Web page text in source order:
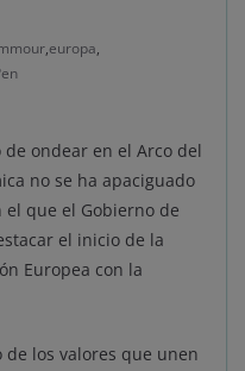
,europa,
ondear en el Arco del
no se ha apaciguado
que el Gobierno de
el inicio de la
Europea con la
los valores que unen